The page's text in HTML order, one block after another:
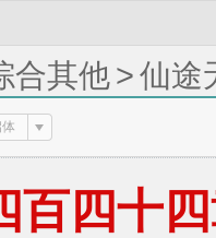
合其他>仙途
百四十